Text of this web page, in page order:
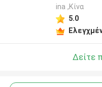
ina ,Κίνα
5.0
Δείτε